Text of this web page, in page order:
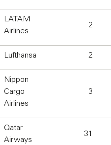
LATAM
Airlines
2
Lufthansa 2
Nippon
Cargo
Airlines
3
Qatar
Airways
31